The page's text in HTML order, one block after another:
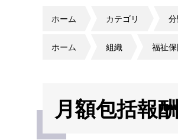
ホーム カテゴリ
ホーム 組織 福祉
月額包括報